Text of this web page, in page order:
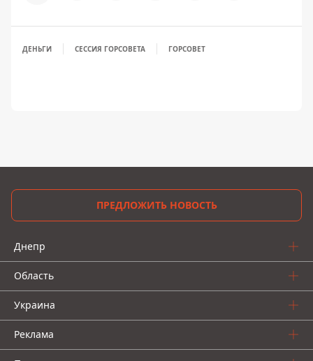
ДЕНЬГИ СЕССИЯ ГОРСОВЕТА ГОРСОВЕТ
ПРЕДЛОЖИТЬ НОВОСТЬ
Днепр
Область
Украина
Реклама